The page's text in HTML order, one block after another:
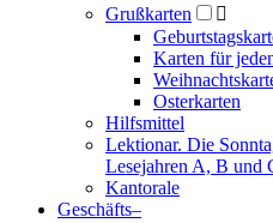
Grußkarten

Karten für
Osterkarten
Hilfsmittel
Lektionar. Die
Lesejahren A, B und
Kantorale
Geschäfts­–